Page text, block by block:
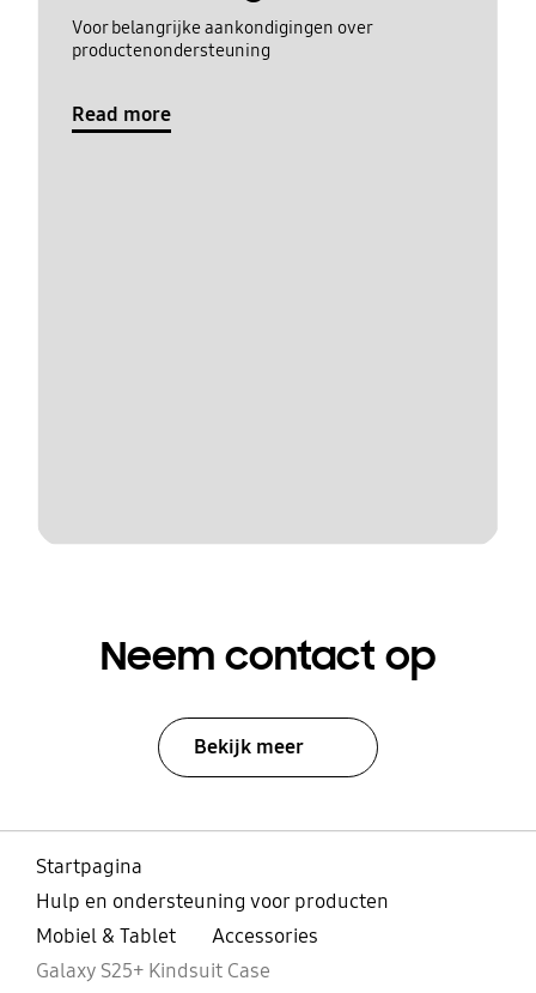
Voor belangrijke aankondigingen over
productenondersteuning
Read more
Neem contact op
Bekijk meer
Startpagina
Hulp en ondersteuning voor producten
Mobiel & Tablet
Accessories
Galaxy S25+ Kindsuit Case